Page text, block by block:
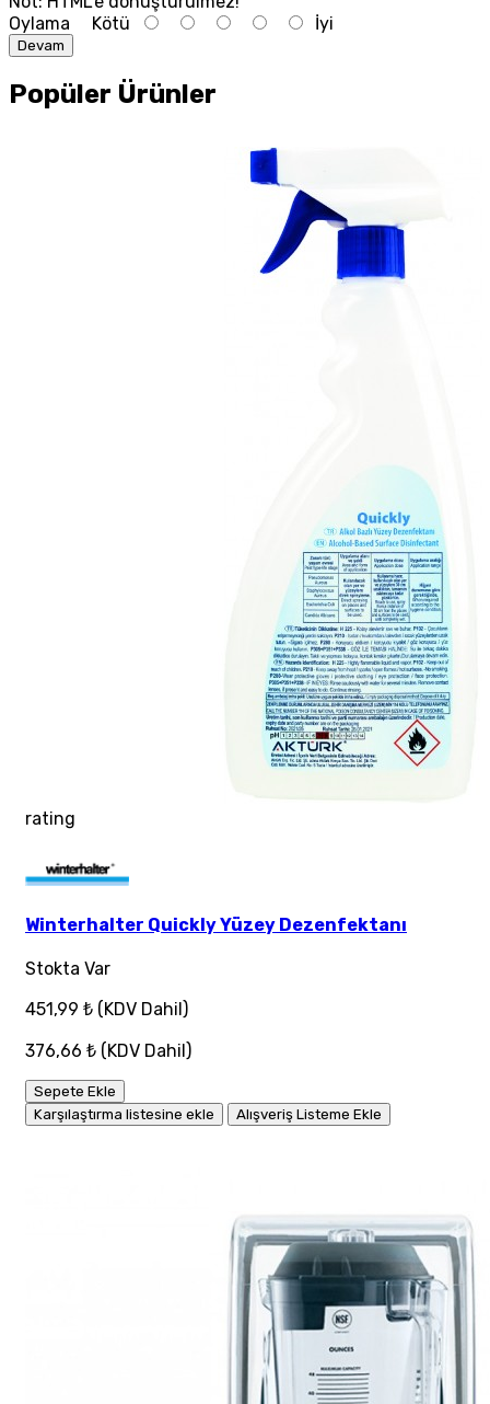
Oylama Kötü İyi
Devam
Popüler Ürünler
rating
Winterhalter Quickly Yüzey Dezenfektanı
Stokta Var
451,99 ₺ (KDV Dahil)
376,66 ₺ (KDV Dahil)
Sepete Ekle
Karşılaştırma listesine ekle
Alışveriş Listeme Ekle